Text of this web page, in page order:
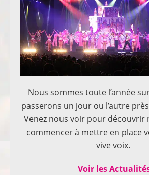
Nous sommes toute l’année
passerons un jour ou l’autre
Venez nous voir pour découvrir
commencer à mettre en place
vive voix.
Voir les